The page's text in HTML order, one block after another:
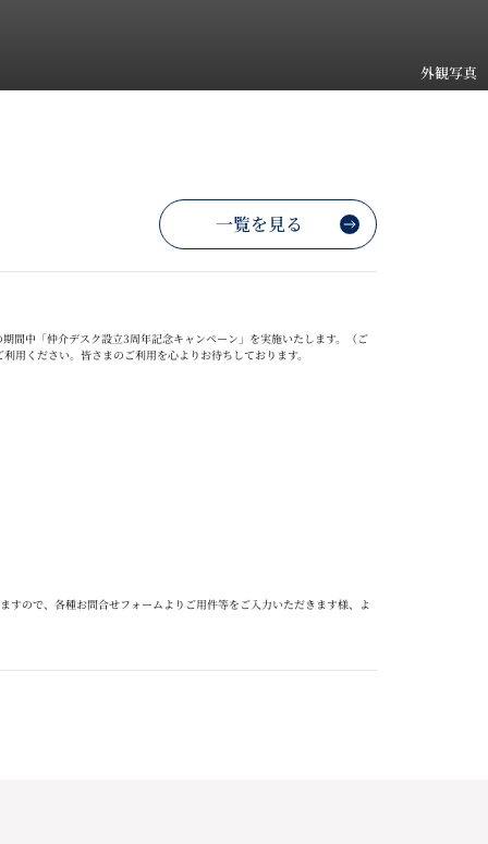
外観写真
一覧を見る
間中「仲介デスク設立3周年記念キャンペーン」を実施いたします。（ご
用ください。 皆さまのご利用を心よりお待ちしております。
すので、各種お問合せフォームよりご用件等をご入力いただきます様、よ